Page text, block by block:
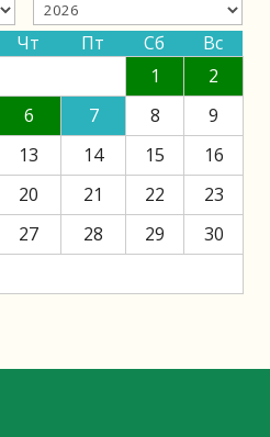
Чт Пт Сб
Вс
1
2
6 7 8
9
13 14 15
16
20 21 22
23
27 28 29
30